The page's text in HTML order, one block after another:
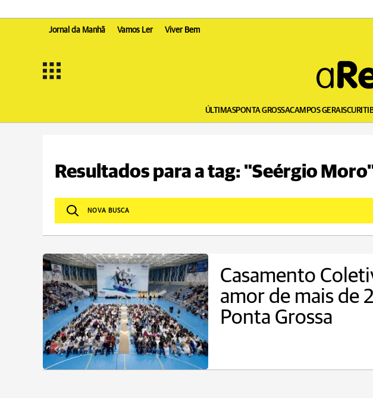
Jornal da Manhã Vamos Ler Viver Bem
ÚLTIMASPONTA GROSSACAMPOS GERAIS
Resultados para a tag: "Seérgio
Casamento
amor de mais de
Ponta Grossa